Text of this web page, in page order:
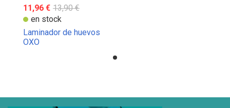
11,96 € 13,90 €
en stock
Laminador de huevos
OXO